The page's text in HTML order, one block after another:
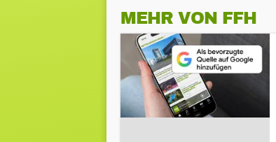
MEHR VON FFH